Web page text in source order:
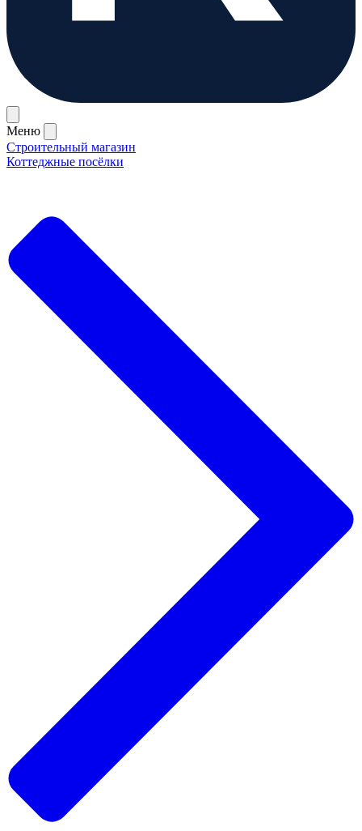
Меню
Строительный магазин
Коттеджные посёлки